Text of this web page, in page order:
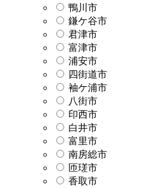
鴨川市
鎌ケ谷市
君津市
富津市
浦安市
四街道市
袖ケ浦市
八街市
印西市
白井市
富里市
南房総市
匝瑳市
香取市